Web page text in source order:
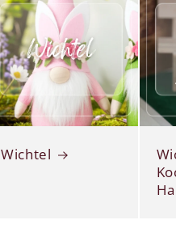
Wichtel